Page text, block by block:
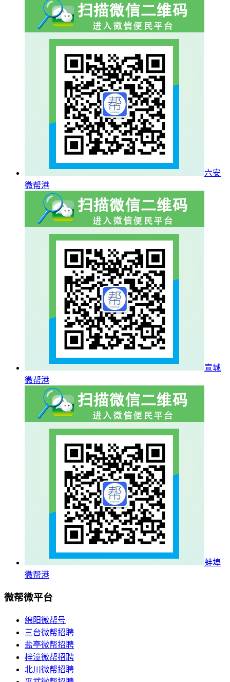
六安
微帮港
宣城
微帮港
蚌埠
微帮港
微帮微平台
绵阳微帮号
三台微帮招聘
盐亭微帮招聘
梓潼微帮招聘
北川微帮招聘